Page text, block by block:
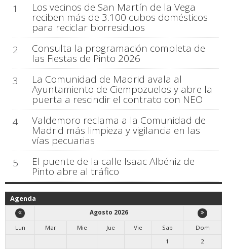
1 Los vecinos de San Martín de la Vega
reciben más de 3.100 cubos domésticos
para reciclar biorresiduos
2
Consulta la programación completa de
las Fiestas de Pinto 2026
3
La Comunidad de Madrid avala al
Ayuntamiento de Ciempozuelos y abre la
puerta a rescindir el contrato con NEO
4
Valdemoro reclama a la Comunidad de
Madrid más limpieza y vigilancia en las
vías pecuarias
5
El puente de la calle Isaac Albéniz de
Pinto abre al tráfico
Agenda
Agosto 2026
Lun
Mar Mie Jue Vie Sab
Dom
1
2